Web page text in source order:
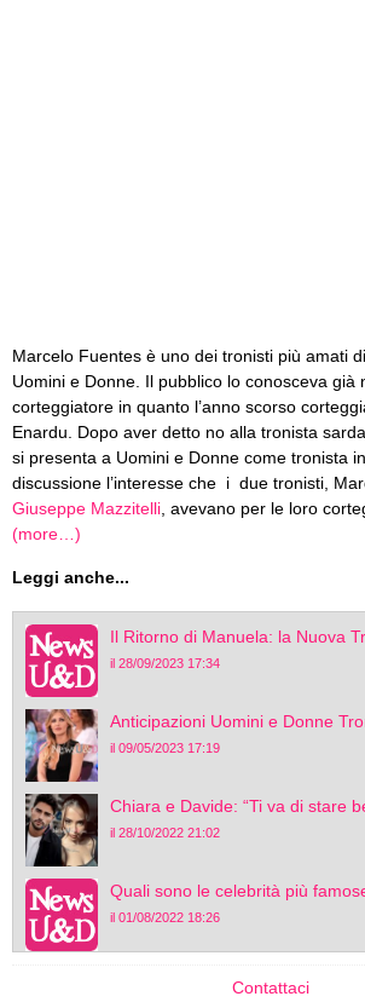
Marcelo Fuentes è uno dei tronisti più amati
Uomini e Donne. Il pubblico lo conosceva già
corteggiatore in quanto l’anno scorso
Enardu. Dopo aver detto no alla tronista
si presenta a Uomini e Donne come tronista
discussione l’interesse che i due tronisti,
Giuseppe Mazzitelli , avevano per le loro
(more…)
Leggi anche...
Il Ritorno di Manuela: la Nuova
il 28/09/2023 17:34
Anticipazioni Uomini e Donne
il 09/05/2023 17:19
Chiara e Davide: “Ti va di stare
il 28/10/2022 21:02
Quali sono le celebrità più
il 01/08/2022 18:26
Contattaci